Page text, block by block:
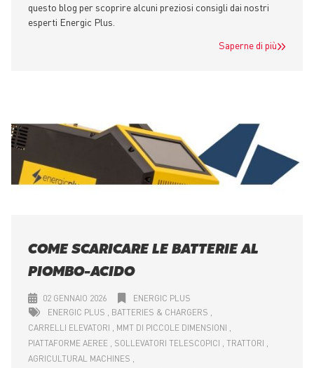
questo blog per scoprire alcuni preziosi consigli dai nostri
esperti Energic Plus.
Saperne di più
COME SCARICARE LE BATTERIE AL
PIOMBO-ACIDO
02 GENNAIO 2026
ENERGIC PLUS
ENERGIC PLUS
BATTERIES & CHARGERS
CARRELLI ELEVATORI
MMT DI PICCOLE DIMENSIONI
PIATTAFORME AEREE
SOLLEVATORI TELESCOPICI
TRATTORI
AGRICULTURAL MACHINES